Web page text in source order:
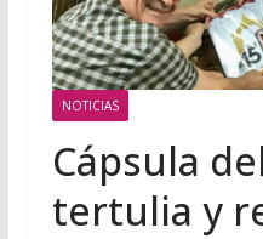
NOTICIAS
Cápsula
tertulia y